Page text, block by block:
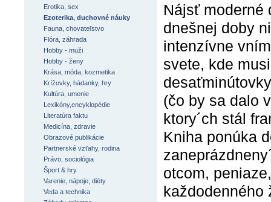
Nájsť moderné
dnešnej doby
intenzívne
svete, kde
(čo by sa dalo
ktory´ch stál
Kniha ponúka
otcom,
každodenného
Erotika, sex
Ezoterika, duchovné náuky
Fauna, chovateľstvo
Flóra, záhrada
Hobby - muži
Hobby - ženy
Krása, móda, kozmetika
Krížovky, hádanky, hry
Kultúra, umenie
Lexikóny,encyklopédie
Literatúra faktu
Medicína, zdravie
Obrazové publikácie
Partnerské vzťahy, rodina
Právo, sociológia
Šport & hry
Varenie, nápoje, diéty
Veda a technika